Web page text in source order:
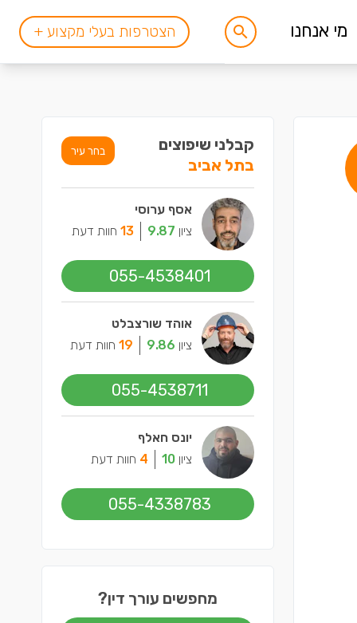
מי אנחנו הצטרפות בעלי מקצוע +
קבלני שיפוצים
בתל אביב
בחר עיר
אסף ערוסי
ציון 9.87
13 חוות דעת
055-4538401
אוהד שורצבלט
ציון 9.86
19 חוות דעת
055-4538711
יונס חאלף
ציון 10
4 חוות דעת
055-4338783
מחפשים עורך דין?